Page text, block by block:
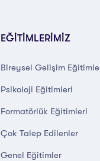
EĞİTİMLERİMİZ
Bireysel Gelişim
Psikoloji Eğitimleri
Formatörlük Eğitimleri
Çok Talep Edilenler
Genel Eğitimler